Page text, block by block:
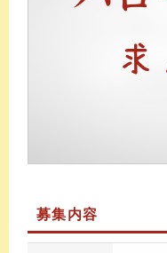
募集内容